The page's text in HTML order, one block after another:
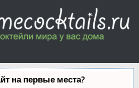
на первые места?